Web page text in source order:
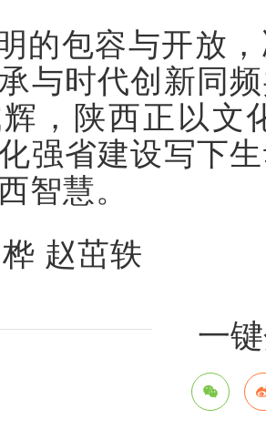
的包容与开放
与时代创新同
，陕西正以文
强省建设写下
智慧。
赵茁轶
一